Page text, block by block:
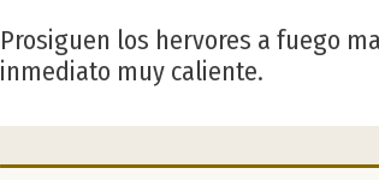
Prosiguen los hervores a fuego
inmediato muy caliente.